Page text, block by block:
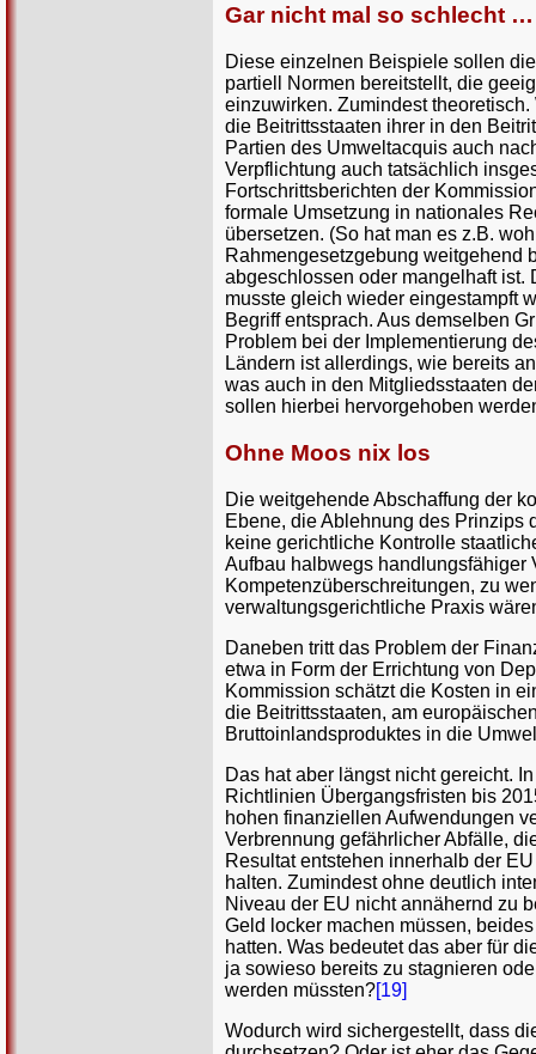
Gar nicht mal so schlecht …
Diese einzelnen Beispiele sollen
partiell Normen bereitstellt, die
einzuwirken. Zumindest
die Beitrittsstaaten ihrer in den
Partien des Umweltacquis auch
Verpflichtung auch tatsächlich
Fortschrittsberichten der
formale Umsetzung in nationales
übersetzen. (So hat man es z.B.
Rahmengesetzgebung weitgehend
abgeschlossen oder mangelhaft ist.
musste gleich wieder eingestampft
Begriff entsprach. Aus demselben
Problem bei der Implementierung
Ländern ist allerdings, wie bereits
was auch in den Mitgliedsstaaten
sollen hierbei hervorgehoben
Ohne Moos nix los
Die weitgehende Abschaffung der
Ebene, die Ablehnung des Prinzips
keine gerichtliche Kontrolle
Aufbau halbwegs handlungsfähiger
Kompetenzüberschreitungen, zu
verwaltungsgerichtliche Praxis
Daneben tritt das Problem der
etwa in Form der Errichtung von
Kommission schätzt die Kosten in
die Beitrittsstaaten, am
Bruttoinlandsproduktes in die
Das hat aber längst nicht gereicht.
Richtlinien Übergangsfristen bis
hohen finanziellen Aufwendungen
Verbrennung gefährlicher Abfälle,
Resultat entstehen innerhalb der
halten. Zumindest ohne deutlich
Niveau der EU nicht annähernd zu
Geld locker machen müssen,
hatten. Was bedeutet das aber für
ja sowieso bereits zu stagnieren
werden müssten?[19]
Wodurch wird sichergestellt, dass